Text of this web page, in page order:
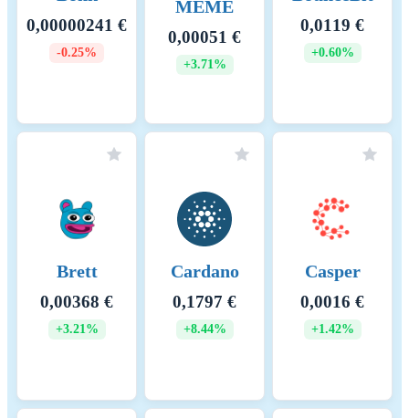
0,00000241 €
-0.25%
MEME
0,00051 €
+3.71%
0,0119 €
+0.60%
Brett
0,00368 €
+3.21%
Cardano
0,1797 €
+8.44%
Casper
0,0016 €
+1.42%